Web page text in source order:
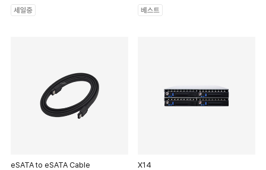
eSATA to eSATA Cable X14